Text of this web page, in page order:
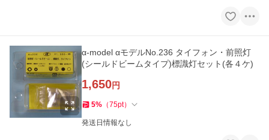
α-model αモデルNo.236 タイフォン・前照灯
(シールドビームタイプ)標識灯セット(各４ケ)
1,650円
5% （75pt）
発送日情報なし